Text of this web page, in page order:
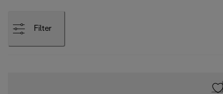
Filter